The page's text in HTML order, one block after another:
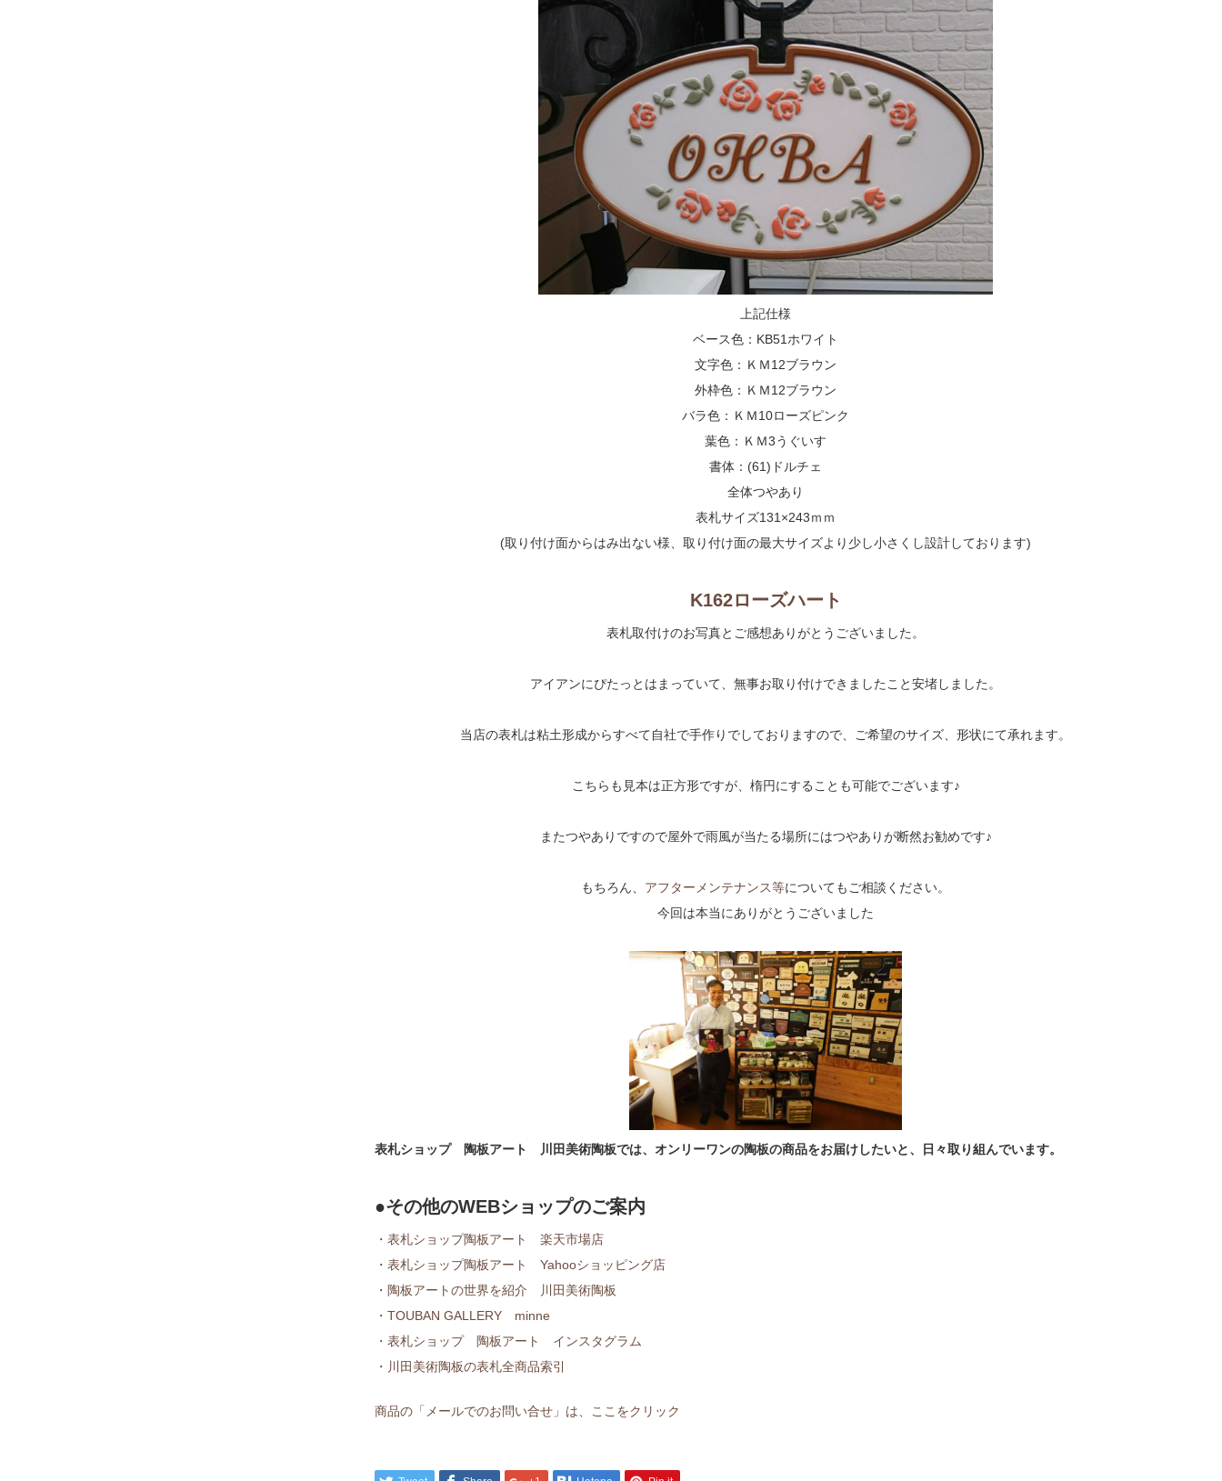
上記仕様
ベース色：KB51ホワイト
文字色：ＫＭ12ブラウン
外枠色：ＫＭ12ブラウン
バラ色：ＫＭ10ローズピンク
葉色：ＫＭ3うぐいす
書体：(61)ドルチェ
全体つやあり
表札サイズ131×243ｍｍ
(取り付け面からはみ出ない様、取り付け面の最大サイズより少し小さくし設計しております)
K162ローズハート
表札取付けのお写真とご感想ありがとうございました。
アイアンにぴたっとはまっていて、無事お取り付けできましたこと安堵しました。
当店の表札は粘土形成からすべて自社で手作りでしておりますので、ご希望のサイズ、形状にて承れます。
こちらも見本は正方形ですが、楕円にすることも可能でございます♪
またつやありですので屋外で雨風が当たる場所にはつやありが断然お勧めです♪
もちろん、 アフターメンテナンス等についてもご相談ください。
今回は本当にありがとうございました
表札ショップ 陶板アート 川田美術陶板では、オンリーワンの陶板の商品をお届けしたいと、日々取り組んでいます。
●その他のWEBショップのご案内
・表札ショップ陶板アート 楽天市場店
・表札ショップ陶板アート Yahooショッピング店
・陶板アートの世界を紹介 川田美術陶板
・TOUBAN GALLERY minne
・表札ショップ 陶板アート インスタグラム
・川田美術陶板の表札全商品索引
商品の「メールでのお問い合せ」は、ここをクリック